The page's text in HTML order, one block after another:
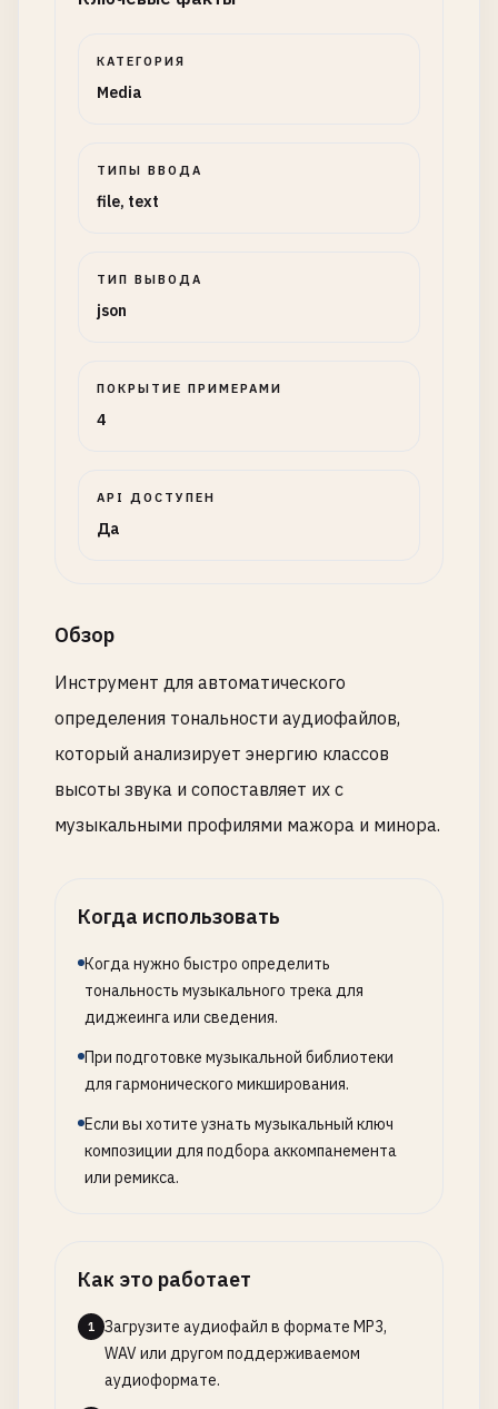
КАТЕГОРИЯ
Media
ТИПЫ ВВОДА
file, text
ТИП ВЫВОДА
json
ПОКРЫТИЕ ПРИМЕРАМИ
4
API ДОСТУПЕН
Да
Обзор
Инструмент для автоматического
определения тональности аудиофайлов,
который анализирует энергию классов
высоты звука и сопоставляет их с
музыкальными профилями мажора и минора.
Когда использовать
Когда нужно быстро определить
тональность музыкального трека для
диджеинга или сведения.
При подготовке музыкальной библиотеки
для гармонического микширования.
Если вы хотите узнать музыкальный ключ
композиции для подбора аккомпанемента
или ремикса.
Как это работает
1
Загрузите аудиофайл в формате MP3,
WAV или другом поддерживаемом
аудиоформате.